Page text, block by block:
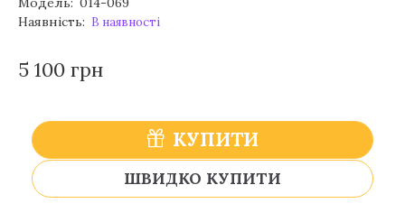
Наявність: В наявності
5 100 грн
КУПИТИ
ШВИДКО КУПИТИ